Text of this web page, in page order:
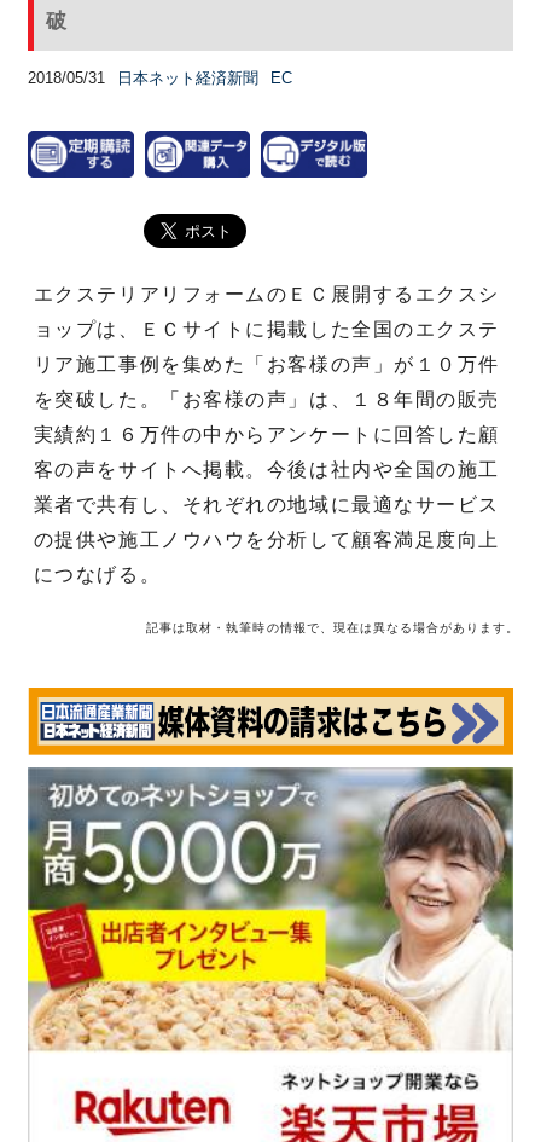
破
2018/05/31 日本ネット経済新聞 EC
エクステリアリフォームのＥＣ展開するエクスシ
ョップは、ＥＣサイトに掲載した全国のエクステ
リア施工事例を集めた「お客様の声」が１０万件
を突破した。「お客様の声」は、１８年間の販売
実績約１６万件の中からアンケートに回答した顧
客の声をサイトへ掲載。今後は社内や全国の施工
業者で共有し、それぞれの地域に最適なサービス
の提供や施工ノウハウを分析して顧客満足度向上
につなげる。
記事は取材・執筆時の情報で、現在は異なる場合があります。